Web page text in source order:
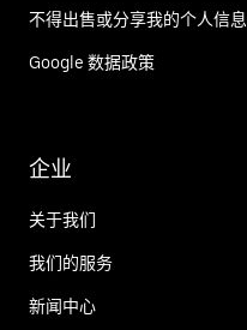
不得出售或分享我的个人信息
Google 数据政策
企业
关于我们
我们的服务
新闻中心